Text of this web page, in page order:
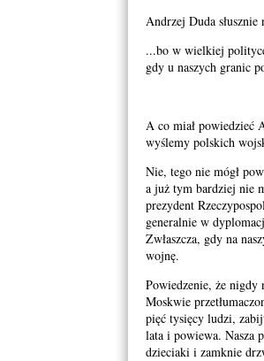
Andrzej Duda
...bo w wielkiej
gdy u naszych granic
A co miał powiedzieć
wyślemy polskich
Nie, tego nie mógł
a już tym bardziej nie
prezydent
generalnie w
Zwłaszcza, gdy na
wojnę.
Powiedzenie, że
Moskwie
pięć tysięcy ludzi,
lata i powiewa. Nasza
dzieciaki i zamknie